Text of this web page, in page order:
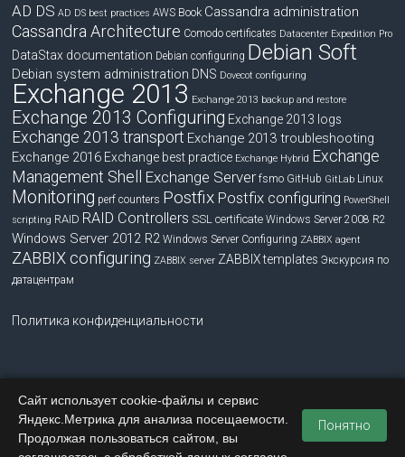
AD DS AD DS best practices AWS Book Cassandra administration
Cassandra Architecture Comodo certificates Datacenter Expedition Pro
DataStax documentation Debian configuring Debian Soft
Debian system administration DNS Dovecot configuring
Exchange 2013 Exchange 2013 backup and restore
Exchange 2013 Configuring Exchange 2013 logs
Exchange 2013 transport Exchange 2013 troubleshooting
Exchange 2016 Exchange best practice Exchange Hybrid Exchange
Management Shell
Exchange Server fsmo GitHub GitLab Linux
Monitoring perf counters Postfix Postfix configuring PowerShell
scripting RAID RAID Controllers SSL certificate Windows Server 2008 R2
Windows Server 2012 R2 Windows Server Configuring ZABBIX agent
ZABBIX configuring ZABBIX server ZABBIX templates Экскурсия по
датацентрам
Политика конфиденциальности
Copyright © 2026blog.bissquit.com. Все права защищены.
ТемаAccelerateот ThemeGrill. На платформеWordPress .
Главная
Обратная связь
Сайт использует cookie-файлы и сервис
Яндекс.Метрика для анализа посещаемости.
Продолжая пользоваться сайтом, вы
Понятно